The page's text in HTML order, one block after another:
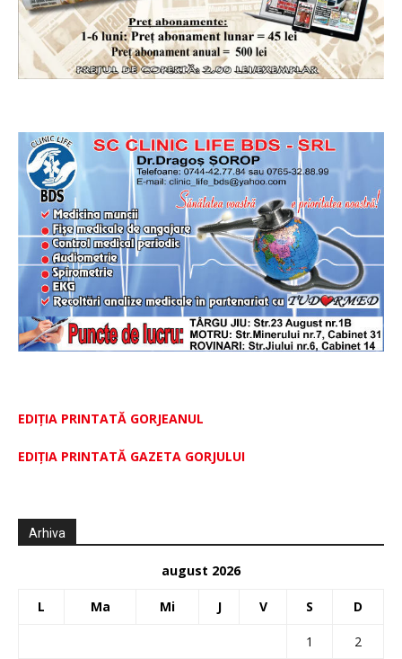
EDIȚIA PRINTATĂ GORJEANUL
EDIŢIA PRINTATĂ GAZETA GORJULUI
Arhiva
august 2026
L Ma Mi J V S D
1 2